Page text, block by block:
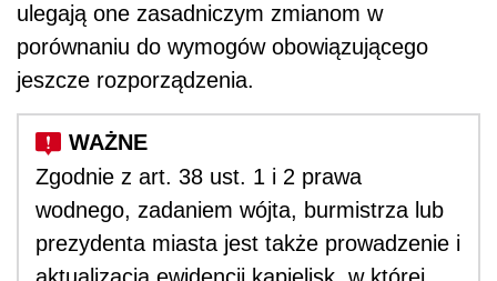
ulegają one zasadniczym zmianom w
porównaniu do wymogów obowiązującego
jeszcze rozporządzenia.
Zgodnie z art. 38 ust. 1 i 2 prawa
wodnego, zadaniem wójta, burmistrza lub
prezydenta miasta jest także prowadzenie i